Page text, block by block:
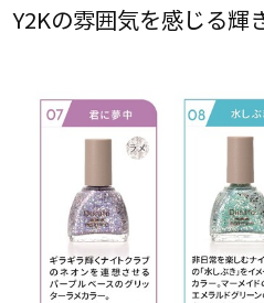
Y2Kの雰囲気を感じる輝